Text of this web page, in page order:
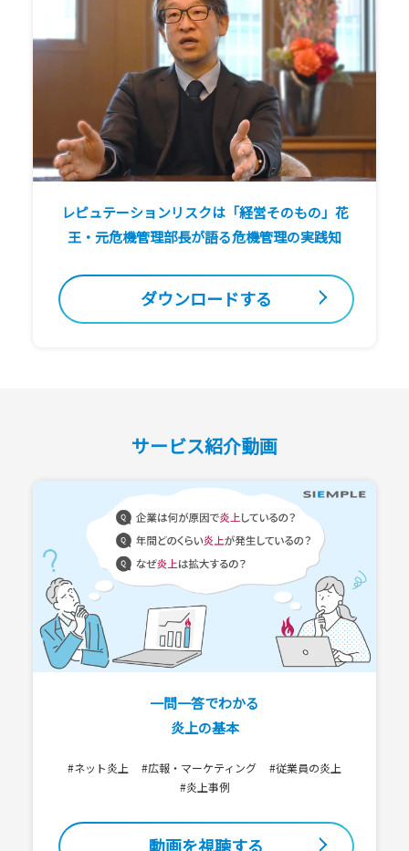
レピュテーションリスクは「経営そのもの」花
王・元危機管理部長が語る危機管理の実践知
ダウンロードする
サービス紹介動画
一問一答でわかる
炎上の基本
#ネット炎上 #広報・マーケティング
#従業員の炎上
#炎上事例
動画を視聴する